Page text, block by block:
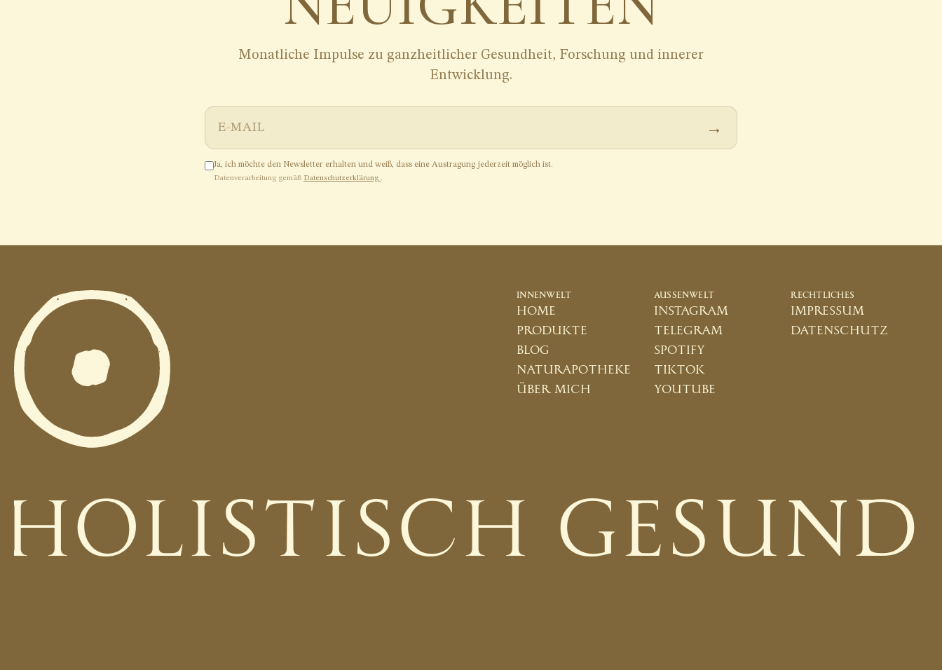
INNENWELT
home
produkte
blog
naturapotheke
über mich
AUSSENWELT
instagram
telegram
spotify
tiktok
youtube
RECHTLICHES
impressum
datenschutz
HOLISTISCH GESUND